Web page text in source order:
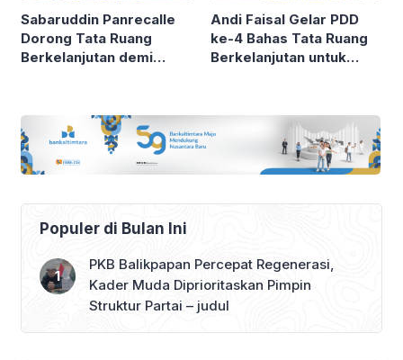
Sabaruddin Panrecalle
Dorong Tata Ruang
Berkelanjutan demi
Andi Faisal Gelar PDD
ke-4 Bahas Tata Ruang
Berkelanjutan untuk
Populer di Bulan Ini
PKB Balikpapan Percepat Regenerasi,
Kader Muda Diprioritaskan Pimpin
Struktur Partai – judul